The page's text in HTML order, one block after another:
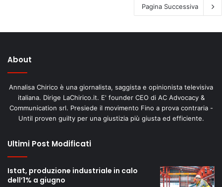
Pagina Successiva
About
Annalisa Chirico è una giornalista, saggista e opinionista televisiva
italiana. Dirige LaChirico.it. E' founder CEO di AC Advocacy &
Communication srl. Presiede il movimento Fino a prova contraria -
Until proven guilty per una giustizia più giusta ed efficiente.
Ultimi Post Modificati
Istat, produzione industriale in calo
dell’1% a giugno